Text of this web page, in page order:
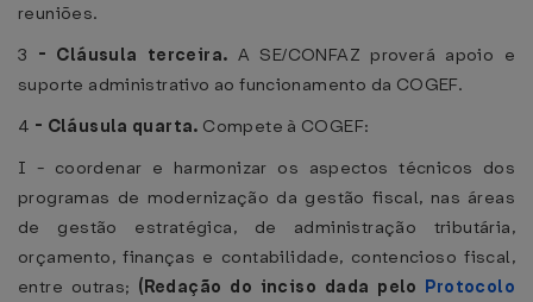
reuniões.
3 - Cláusula terceira. A SE/CONFAZ proverá apoio e
suporte administrativo ao funcionamento da COGEF.
4 - Cláusula quarta. Compete à COGEF:
I - coordenar e harmonizar os aspectos técnicos dos
programas de modernização da gestão fiscal, nas áreas
de gestão estratégica, de administração tributária,
orçamento, finanças e contabilidade, contencioso fiscal,
entre outras; (Redação do inciso dada pelo Protocolo